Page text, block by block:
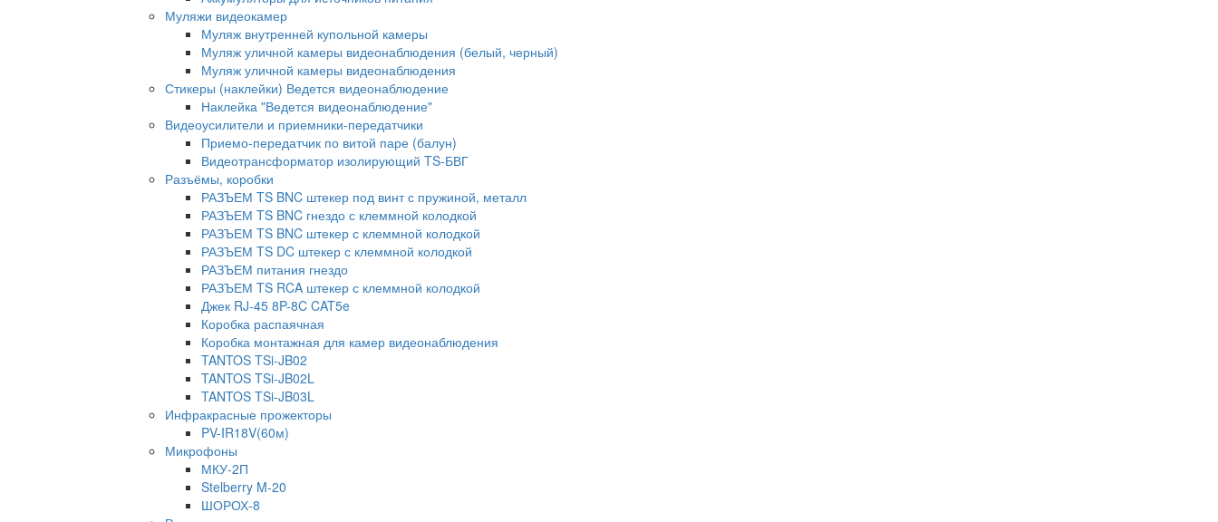
Муляжи видеокамер
Муляж внутренней купольной камеры
Муляж уличной камеры видеонаблюдения (белый, черный)
Муляж уличной камеры видеонаблюдения
Стикеры (наклейки) Ведется видеонаблюдение
Наклейка "Ведется видеонаблюдение"
Видеоусилители и приемники-передатчики
Приемо-передатчик по витой паре (балун)
Видеотрансформатор изолирующий TS-БВГ
Разъёмы, коробки
РАЗЪЕМ TS BNC штекер под винт с пружиной, металл
РАЗЪЕМ TS BNC гнездо с клеммной колодкой
РАЗЪЕМ TS BNC штекер с клеммной колодкой
РАЗЪЕМ TS DC штекер с клеммной колодкой
РАЗЪЕМ питания гнездо
РАЗЪЕМ TS RCA штекер с клеммной колодкой
Джек RJ-45 8P-8C CAT5e
Коробка распаячная
Коробка монтажная для камер видеонаблюдения
TANTOS TSi-JB02
TANTOS TSi-JB02L
TANTOS TSi-JB03L
Инфракрасные прожекторы
PV-IR18V(60м)
Микрофоны
МКУ-2П
Stelberry M-20
ШОРОХ-8